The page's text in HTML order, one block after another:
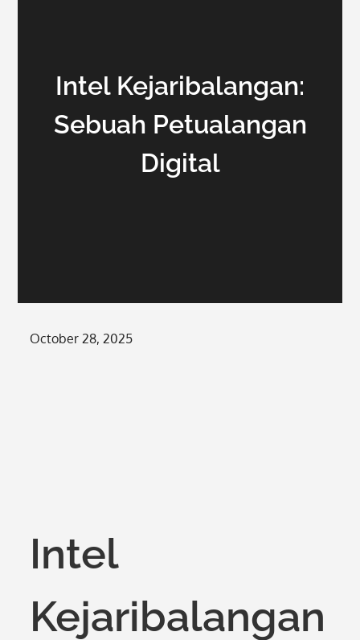
Intel Kejaribalangan:
Sebuah Petualangan
Digital
Posted
October 28, 2025
Intel
Kejaribalangan